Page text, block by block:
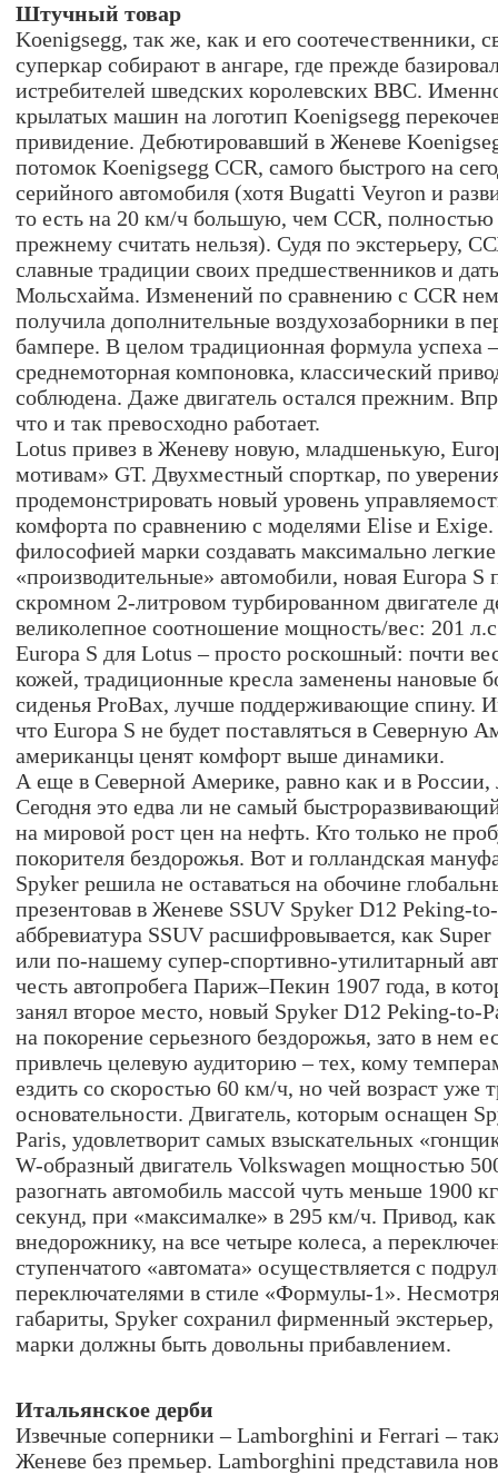
Штучный товар
Koenigsegg, так же, как и его соотечественники,
суперкар собирают в ангаре, где прежде
истребителей шведских королевских ВВС.
крылатых машин на логотип Koenigsegg
привидение. Дебютировавший в Женеве
потомок Koenigsegg CCR, самого быстрого на
серийного автомобиля (хотя Bugatti Veyron и
то есть на 20 км/ч большую, чем CCR,
прежнему считать нельзя). Судя по экстерьеру,
славные традиции своих предшественников и
Мольсхайма. Изменений по сравнению с CCR
получила дополнительные воздухозаборники в
бампере. В целом традиционная формула успеха
среднемоторная компоновка, классический
соблюдена. Даже двигатель остался прежним.
что и так превосходно работает.
Lotus привез в Женеву новую, младшенькую,
мотивам» GT. Двухместный спорткар, по
продемонстрировать новый уровень
комфорта по сравнению с моделями Elise и Exige.
философией марки создавать максимально
«производительные» автомобили, новая Europa S
скромном 2-литровом турбированном двигателе
великолепное соотношение мощность/вес: 201
Europa S для Lotus – просто роскошный: почти
кожей, традиционные кресла заменены нановые
сиденья ProBax, лучше поддерживающие спину.
что Europa S не будет поставляться в Северную
американцы ценят комфорт выше динамики.
А еще в Северной Америке, равно как и в
Сегодня это едва ли не самый
на мировой рост цен на нефть. Кто только не
покорителя бездорожья. Вот и голландская
Spyker решила не оставаться на обочине
презентовав в Женеве SSUV Spyker D12 Peking-
аббревиатура SSUV расшифровывается, как
или по-нашему супер-спортивно-утилитарный
честь автопробега Париж–Пекин 1907 года, в
занял второе место, новый Spyker D12 Peking-to-
на покорение серьезного бездорожья, зато в нем
привлечь целевую аудиторию – тех, кому
ездить со скоростью 60 км/ч, но чей возраст уже
основательности. Двигатель, которым оснащен
Paris, удовлетворит самых взыскательных
W-образный двигатель Volkswagen мощностью
разогнать автомобиль массой чуть меньше 1900
секунд, при «максималке» в 295 км/ч. Привод,
внедорожнику, на все четыре колеса, а
ступенчатого «автомата» осуществляется с
переключателями в стиле «Формулы-1».
габариты, Spyker сохранил фирменный
марки должны быть довольны прибавлением.
Итальянское дерби
Извечные соперники – Lamborghini и Ferrari –
Женеве без премьер. Lamborghini представила